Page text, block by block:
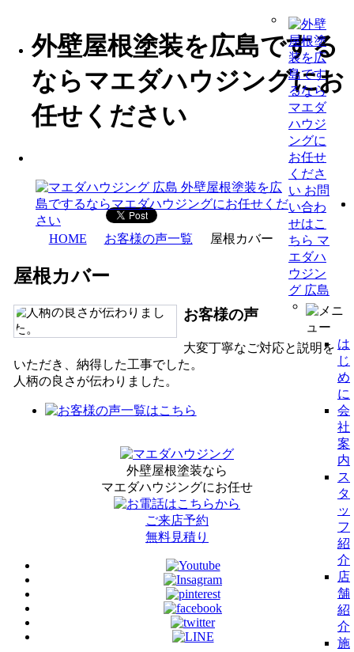
外壁屋根塗装を広島でする
ならマエダハウジングにお
任せください
は
じ
め
に
会
社
案
内
ス
タ
ッ
フ
紹
介
店
舗
紹
介
施
HOME お客様の声一覧 屋根カバー
屋根カバー
お客様の声
大変丁寧なご対応と説明を
いただき、納得した工事でした。
人柄の良さが伝わりました。
外壁屋根塗装なら
マエダハウジングにお任せ
ご来店予約
無料見積り